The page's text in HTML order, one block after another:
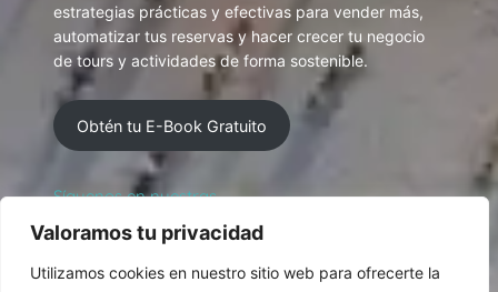
Valoramos tu privacidad
Utilizamos cookies en nuestro sitio web para ofrecerte la
estrategias prácticas y efectivas para vender más,
automatizar tus reservas y hacer crecer tu negocio
de tours y actividades de forma sostenible.
Obtén tu E-Book Gratuito
Síguenos en nuestras
Redes Sociales